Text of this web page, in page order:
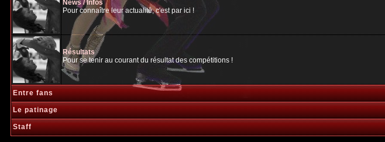
News / Infos
Pour connaître leur actualité, c'est par ici !
Résultats
Pour se tenir au courant du résultat des compétitions !
Entre fans
Le patinage
Staff